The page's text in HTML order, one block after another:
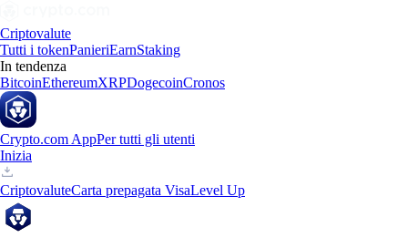
Criptovalute
Tutti i tokenPanieriEarnStaking
In tendenza
BitcoinEthereumXRPDogecoinCronos
Crypto.com AppPer tutti gli utenti
Inizia
CriptovaluteCarta prepagata VisaLevel Up